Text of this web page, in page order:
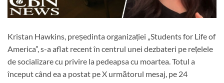
Kristan Hawkins, președinta organizației „Students for Life of
America”, s-a aflat recent în centrul unei dezbateri pe rețelele
de socializare cu privire la pedeapsa cu moartea. Totul a
început când ea a postat pe X următorul mesaj, pe 24